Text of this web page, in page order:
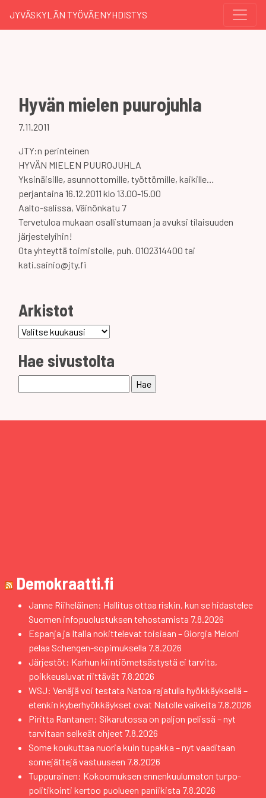
JYVÄSKYLÄN TYÖVÄENYHDISTYS
Hyvän mielen puurojuhla
7.11.2011
JTY:n perinteinen
HYVÄN MIELEN PUUROJUHLA
Yksinäisille, asunnottomille, työttömille, kaikille…
perjantaina 16.12.2011 klo 13.00-15.00
Aalto-salissa, Väinönkatu 7
Tervetuloa mukaan osallistumaan ja avuksi tilaisuuden
järjestelyihin!
Ota yhteyttä toimistolle, puh. 0102314400 tai
kati.sainio@jty.fi
Arkistot
Arkistot
Hae sivustolta
Demokraatti.fi
Janne Riiheläinen: Hallitus ottaa riskin, kun se hidastelee
Suomen infopuolustuksen tehostamista 7.8.2026
Espanja ja Italia nokittelevat toisiaan – Giorgia Meloni
pelaa Schengen-sopimuksella 7.8.2026
Järjestöt: Karhun kiintiömetsästystä ei tarvita,
poikkeusluvat riittävät 7.8.2026
WSJ: Venäjä voi testata Natoa rajatulla hyökkäyksellä –
etenkin kyberhyökkäykset ovat Natolle vaikeita 7.8.2026
Piritta Rantanen: Sikarutossa on paljon pelissä – nyt
tarvitaan selkeät ohjeet 7.8.2026
Some koukuttaa nuoria kuin tupakka – nyt vaaditaan
somejättejä vastuuseen 7.8.2026
Tuppurainen: Kokoomuksen ennenkuulumaton turpo-
politikointi kertoo puolueen paniikista 7.8.2026